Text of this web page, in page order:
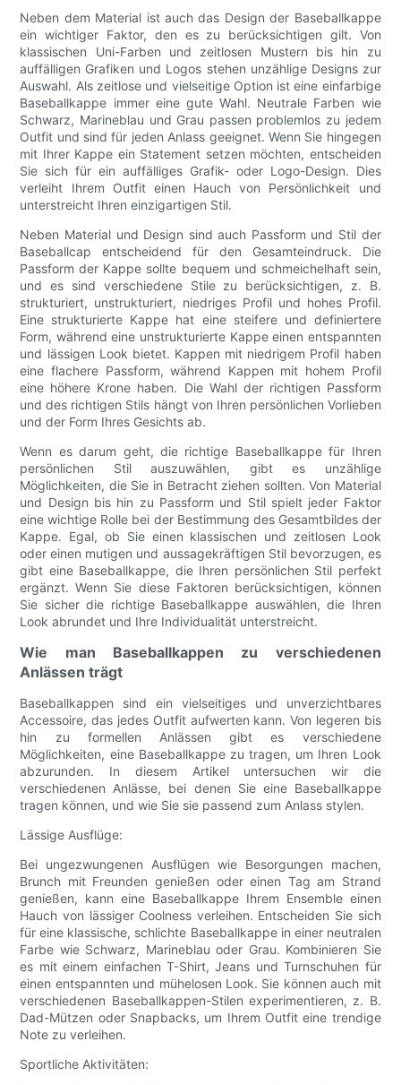
Neben dem Material ist auch das Design der Baseballkappe
ein wichtiger Faktor, den es zu berücksichtigen gilt. Von
klassischen Uni-Farben und zeitlosen Mustern bis hin zu
auffälligen Grafiken und Logos stehen unzählige Designs zur
Auswahl. Als zeitlose und vielseitige Option ist eine einfarbige
Baseballkappe immer eine gute Wahl. Neutrale Farben wie
Schwarz, Marineblau und Grau passen problemlos zu jedem
Outfit und sind für jeden Anlass geeignet. Wenn Sie hingegen
mit Ihrer Kappe ein Statement setzen möchten, entscheiden
Sie sich für ein auffälliges Grafik- oder Logo-Design. Dies
verleiht Ihrem Outfit einen Hauch von Persönlichkeit und
unterstreicht Ihren einzigartigen Stil.
Neben Material und Design sind auch Passform und Stil der
Baseballcap entscheidend für den Gesamteindruck. Die
Passform der Kappe sollte bequem und schmeichelhaft sein,
und es sind verschiedene Stile zu berücksichtigen, z. B.
strukturiert, unstrukturiert, niedriges Profil und hohes Profil.
Eine strukturierte Kappe hat eine steifere und definiertere
Form, während eine unstrukturierte Kappe einen entspannten
und lässigen Look bietet. Kappen mit niedrigem Profil haben
eine flachere Passform, während Kappen mit hohem Profil
eine höhere Krone haben. Die Wahl der richtigen Passform
und des richtigen Stils hängt von Ihren persönlichen Vorlieben
und der Form Ihres Gesichts ab.
Wenn es darum geht, die richtige Baseballkappe für Ihren
persönlichen Stil auszuwählen, gibt es unzählige
Möglichkeiten, die Sie in Betracht ziehen sollten. Von Material
und Design bis hin zu Passform und Stil spielt jeder Faktor
eine wichtige Rolle bei der Bestimmung des Gesamtbildes der
Kappe. Egal, ob Sie einen klassischen und zeitlosen Look
oder einen mutigen und aussagekräftigen Stil bevorzugen, es
gibt eine Baseballkappe, die Ihren persönlichen Stil perfekt
ergänzt. Wenn Sie diese Faktoren berücksichtigen, können
Sie sicher die richtige Baseballkappe auswählen, die Ihren
Look abrundet und Ihre Individualität unterstreicht.
Wie man Baseballkappen zu verschiedenen
Anlässen trägt
Baseballkappen sind ein vielseitiges und unverzichtbares
Accessoire, das jedes Outfit aufwerten kann. Von legeren bis
hin zu formellen Anlässen gibt es verschiedene
Möglichkeiten, eine Baseballkappe zu tragen, um Ihren Look
abzurunden. In diesem Artikel untersuchen wir die
verschiedenen Anlässe, bei denen Sie eine Baseballkappe
tragen können, und wie Sie sie passend zum Anlass stylen.
Lässige Ausflüge:
Bei ungezwungenen Ausflügen wie Besorgungen machen,
Brunch mit Freunden genießen oder einen Tag am Strand
genießen, kann eine Baseballkappe Ihrem Ensemble einen
Hauch von lässiger Coolness verleihen. Entscheiden Sie sich
für eine klassische, schlichte Baseballkappe in einer neutralen
Farbe wie Schwarz, Marineblau oder Grau. Kombinieren Sie
es mit einem einfachen T-Shirt, Jeans und Turnschuhen für
einen entspannten und mühelosen Look. Sie können auch mit
verschiedenen Baseballkappen-Stilen experimentieren, z. B.
Dad-Mützen oder Snapbacks, um Ihrem Outfit eine trendige
Note zu verleihen.
Sportliche Aktivitäten: